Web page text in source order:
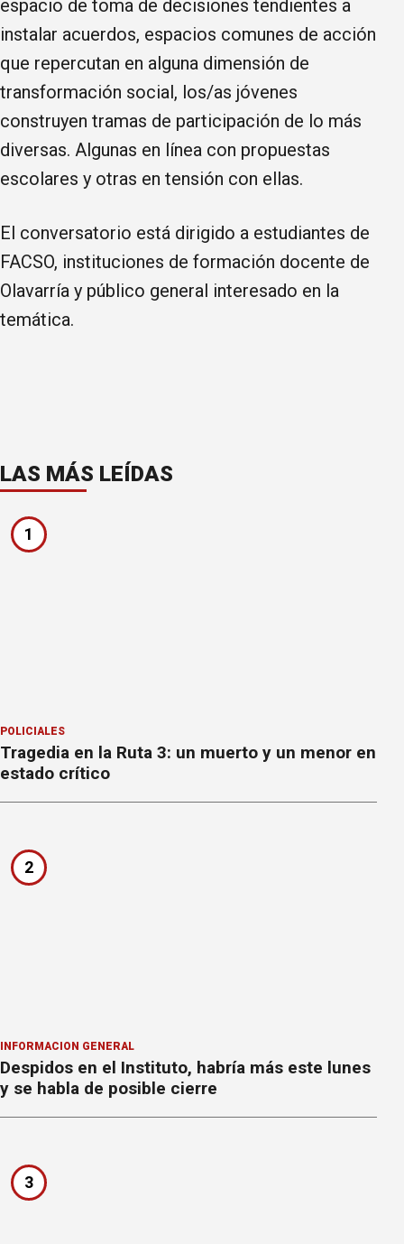
espacio de toma de decisiones tendientes a
instalar acuerdos, espacios comunes de acción
que repercutan en alguna dimensión de
transformación social, los/as jóvenes
construyen tramas de participación de lo más
diversas. Algunas en línea con propuestas
escolares y otras en tensión con ellas.
El conversatorio está dirigido a estudiantes de
FACSO, instituciones de formación docente de
Olavarría y público general interesado en la
temática.
LAS MÁS LEÍDAS
1
POLICIALES
Tragedia en la Ruta 3: un muerto y un menor en
estado crítico
2
INFORMACION GENERAL
Despidos en el Instituto, habría más este lunes
y se habla de posible cierre
3